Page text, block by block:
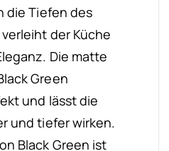
die Tiefen des
der Küche
Die matte
Green
und lässt die
und tiefer wirken.
Black Green ist